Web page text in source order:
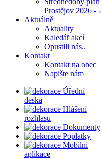
Prostějov 2026 -
Aktuálně
Aktuality
Kaledář akcí
Opustili nás..
Kontakt
Kontakt na obec
Napište nám
Úřední
deska
Hlášení
rozhlasu
Dokumenty
Poplatky
Mobilní
aplikace